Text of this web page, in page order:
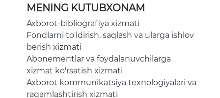
MENING KUTUBXONAM
Axborot-bibliografiya xizmati
Fondlarni to'ldirish, saqlash va ularga ishlov
berish xizmati
Abonementlar va foydalanuvchilarga
xizmat ko'rsatish xizmati
Axborot kommunikatsiya texnologiyalari va
raqamlashtirish xizmati